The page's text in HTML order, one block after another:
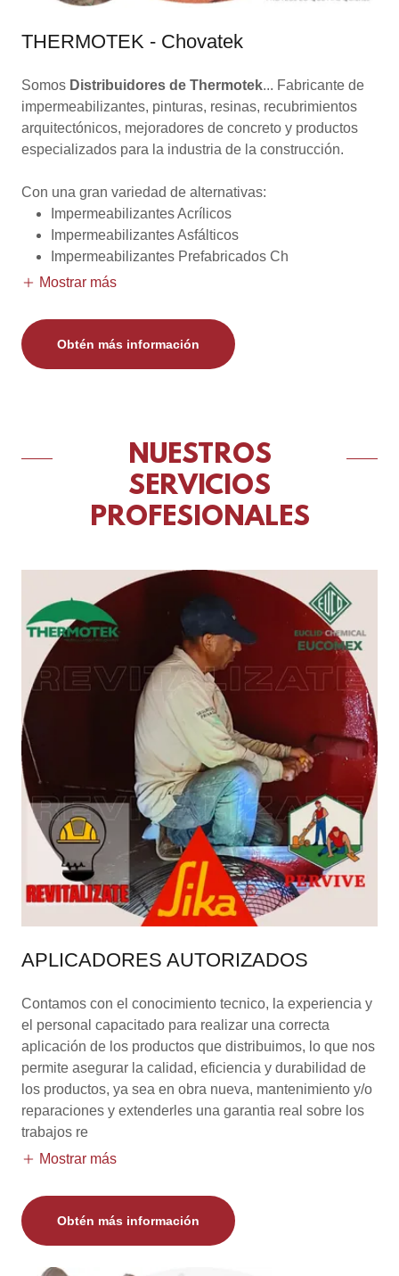
THERMOTEK - Chovatek
Somos Distribuidores de Thermotek... Fabricante de
impermeabilizantes, pinturas, resinas, recubrimientos
arquitectónicos, mejoradores de concreto y productos
especializados para la industria de la construcción.
Con una gran variedad de alternativas:
Impermeabilizantes Acrílicos
Impermeabilizantes Asfálticos
Impermeabilizantes Prefabricados Ch
Mostrar más
Obtén más información
NUESTROS
SERVICIOS
PROFESIONALES
APLICADORES AUTORIZADOS
Contamos con el conocimiento tecnico, la experiencia y
el personal capacitado para realizar una correcta
aplicación de los productos que distribuimos, lo que nos
permite asegurar la calidad, eficiencia y durabilidad de
los productos, ya sea en obra nueva, mantenimiento y/o
reparaciones y extenderles una garantia real sobre los
trabajos re
Mostrar más
Obtén más información